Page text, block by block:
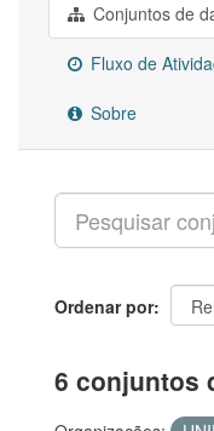
Conjuntos de
Fluxo de
Sobre
Ordenar por
6 conjuntos